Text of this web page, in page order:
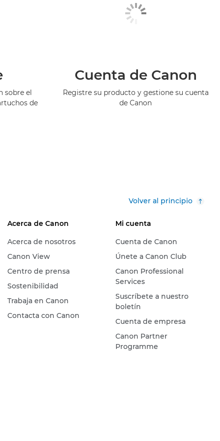
sobre el
de
Cuenta de Canon
Registre su producto y gestione su cuenta
de Canon
Volver al principio
Acerca de Canon
Acerca de nosotros
Canon View
Centro de prensa
Sostenibilidad
Trabaja en Canon
Contacta con Canon
Mi cuenta
Cuenta de Canon
Únete a Canon Club
Canon Professional
Services
Suscríbete a nuestro
boletín
Cuenta de empresa
Canon Partner
Programme